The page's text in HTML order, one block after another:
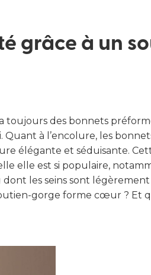
grâce à un
toujours des bonnets
à l’encolure, les
élégante et séduisante.
elle est si populaire,
les seins sont
gorge forme cœur ? Et